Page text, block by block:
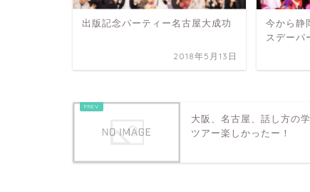
出版記念パーティー名古屋大成功
2018年5月13日
今から静
スデーパ
大阪、名古屋、話し方の
ツアー楽しかったー！